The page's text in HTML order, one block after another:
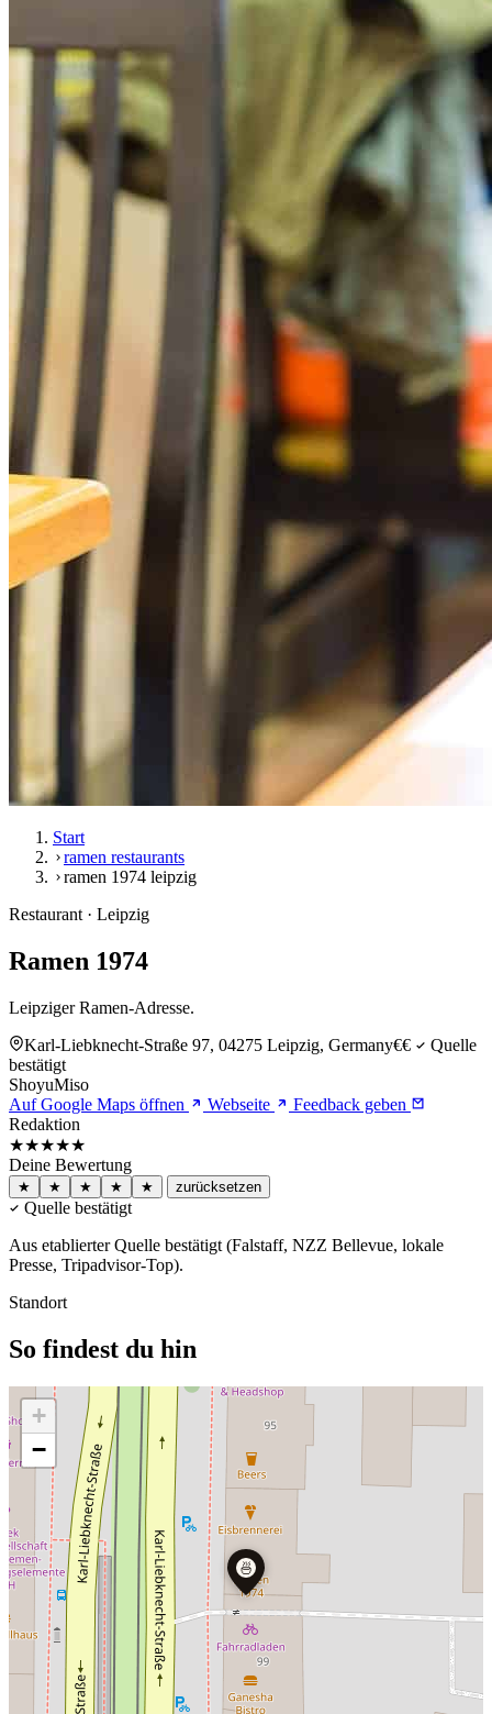
Start
ramen restaurants
ramen 1974 leipzig
Restaurant · Leipzig
Ramen 1974
Leipziger Ramen-Adresse.
Karl-Liebknecht-Straße 97, 04275 Leipzig, Germany€€
Quelle
bestätigt
ShoyuMiso
Auf Google Maps öffnen
Webseite
Feedback geben
Redaktion
★★★★★
Deine Bewertung
★ ★ ★ ★ ★ zurücksetzen
Quelle bestätigt
Aus etablierter Quelle bestätigt (Falstaff, NZZ Bellevue, lokale
Presse, Tripadvisor-Top).
Standort
So findest du hin
🍜
+
−